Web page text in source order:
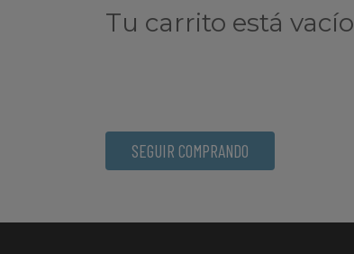
Tu carrito está vacío
SEGUIR COMPRANDO